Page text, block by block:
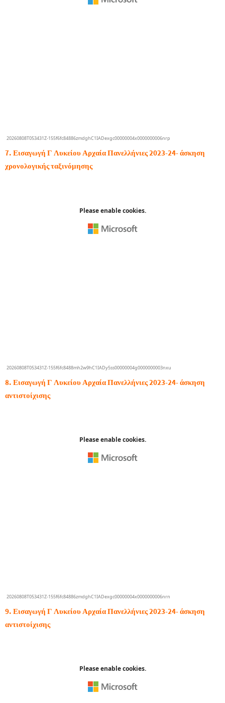
7. Εισαγωγή Γ Λυκείου Αρχαία Πανελλήνιες 2023-24- άσκηση
χρονολογικής ταξινόμησης
8. Εισαγωγή Γ Λυκείου Αρχαία Πανελλήνιες 2023-24- άσκηση
αντιστοίχισης
9. Εισαγωγή Γ Λυκείου Αρχαία Πανελλήνιες 2023-24- άσκηση
αντιστοίχισης